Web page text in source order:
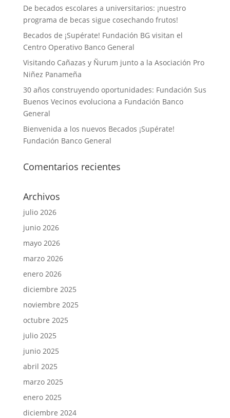
De becados escolares a universitarios: ¡nuestro
programa de becas sigue cosechando frutos!
Becados de ¡Supérate! Fundación BG visitan el
Centro Operativo Banco General
Visitando Cañazas y Ñurum junto a la Asociación Pro
Niñez Panameña
30 años construyendo oportunidades: Fundación Sus
Buenos Vecinos evoluciona a Fundación Banco
General
Bienvenida a los nuevos Becados ¡Supérate!
Fundación Banco General
Comentarios recientes
Archivos
julio 2026
junio 2026
mayo 2026
marzo 2026
enero 2026
diciembre 2025
noviembre 2025
octubre 2025
julio 2025
junio 2025
abril 2025
marzo 2025
enero 2025
diciembre 2024